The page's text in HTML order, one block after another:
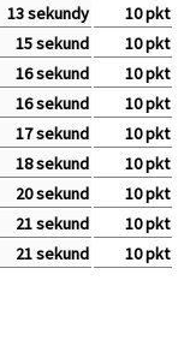
13 sekundy
10 pkt
15 sekund
10 pkt
16 sekund
10 pkt
16 sekund
10 pkt
17 sekund
10 pkt
18 sekund
10 pkt
20 sekund
10 pkt
21 sekund
10 pkt
21 sekund 10 pkt